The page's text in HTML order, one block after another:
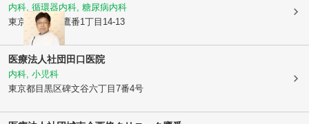
内科, 循環器内科, 糖尿病内科
東京都目黒区
鷹番1丁目14-13
医療法人社団田口医院
内科, 小児科
東京都目黒区碑文谷六丁目7番4号